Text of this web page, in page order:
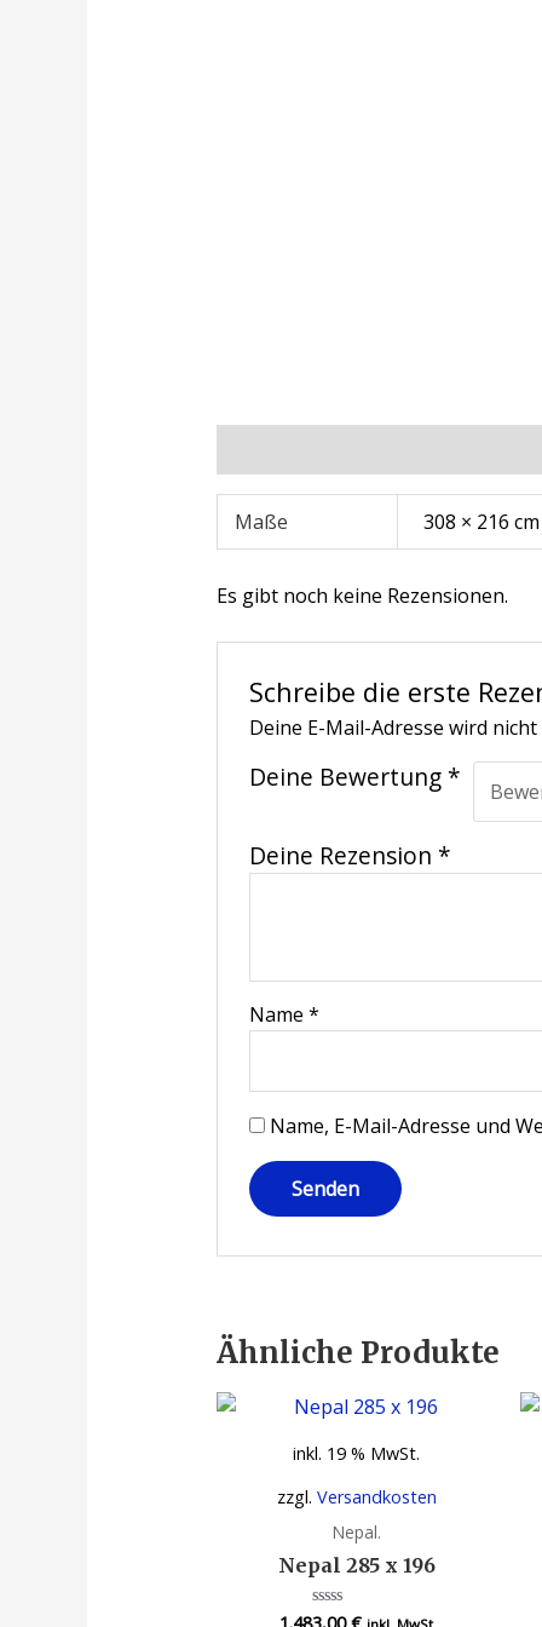
Maße 308 × 216 cm
Es gibt noch keine Rezensionen.
Schreibe die erste
Deine E-Mail-Adresse wird
Deine Bewertung *
Deine Rezension *
Name*
Name, E-Mail-Adresse und
Ähnliche Produkte
inkl. 19 % MwSt.
zzgl. Versandkosten
Nepal.
Nepal 285 x 196
Bewertet
1.483,00€